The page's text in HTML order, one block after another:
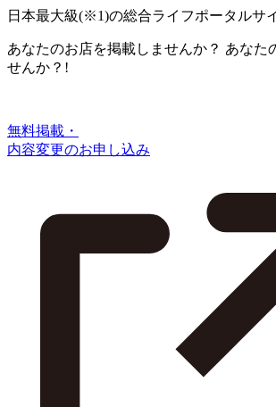
日本最大級(※1)の総合ライフポータルサ
あなたのお店を掲載しませんか？ あなた
せんか？!
無料掲載・
内容変更のお申し込み